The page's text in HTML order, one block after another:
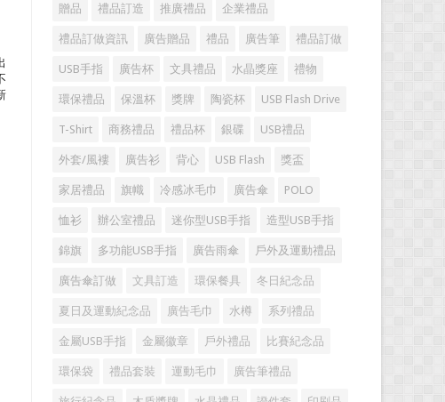
贈品 禮品訂造 推廣禮品 企業禮品
禮品訂做資訊 廣告贈品 禮品 廣告筆 禮品訂做
USB手指 廣告杯 文具禮品 水晶獎座 禮物
環保禮品 保溫杯 獎牌 陶瓷杯 USB Flash Drive
T-Shirt 商務禮品 禮品杯 銀碟 USB禮品
外套/風褸 廣告衫 背心 USB Flash 獎盃
家居禮品 旗幟 冷感冰毛巾 廣告傘 POLO
恤衫 辦公室禮品 迷你型USB手指 造型USB手指
錦旗 多功能USB手指 廣告雨傘 戶外及運動禮品
廣告傘訂做 文具訂造 環保餐具 冬日紀念品
夏日及運動紀念品 廣告毛巾 水樽 系列禮品
金屬USB手指 金屬徽章 戶外禮品 比賽紀念品
環保袋 禮品套裝 運動毛巾 廣告筆禮品